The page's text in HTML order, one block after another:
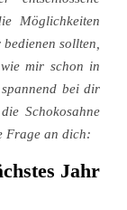
Möglichkeiten
sollten,
mir schon in
bei dir
Schokosahne
Frage an dich:
Jahr